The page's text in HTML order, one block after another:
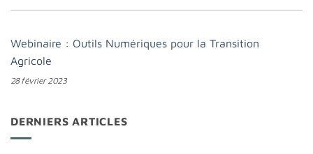
Webinaire : Outils Numériques pour la Transition
Agricole
28 février 2023
DERNIERS ARTICLES